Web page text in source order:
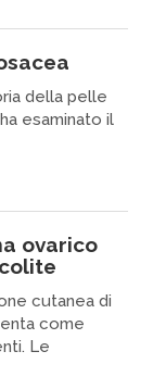
della pelle
esaminato il
ovarico
cutanea di
come
Le